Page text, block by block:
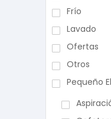
Frío
Lavado
Ofertas
Otros
Pequeño